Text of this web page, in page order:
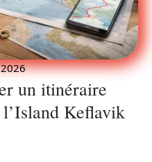
un itinéraire
Keflavik